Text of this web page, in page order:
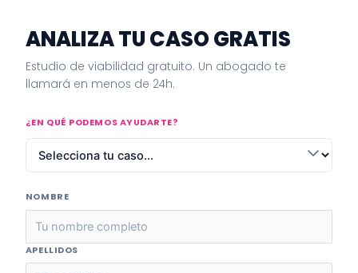
ANALIZA TU CASO GRATIS
Estudio de viabilidad gratuito. Un abogado te
llamará en menos de 24h.
¿EN QUÉ PODEMOS AYUDARTE?
NOMBRE
APELLIDOS